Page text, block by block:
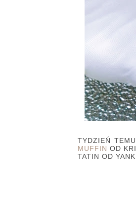
TYDZIEŃ
MUFFIN OD
TATIN OD